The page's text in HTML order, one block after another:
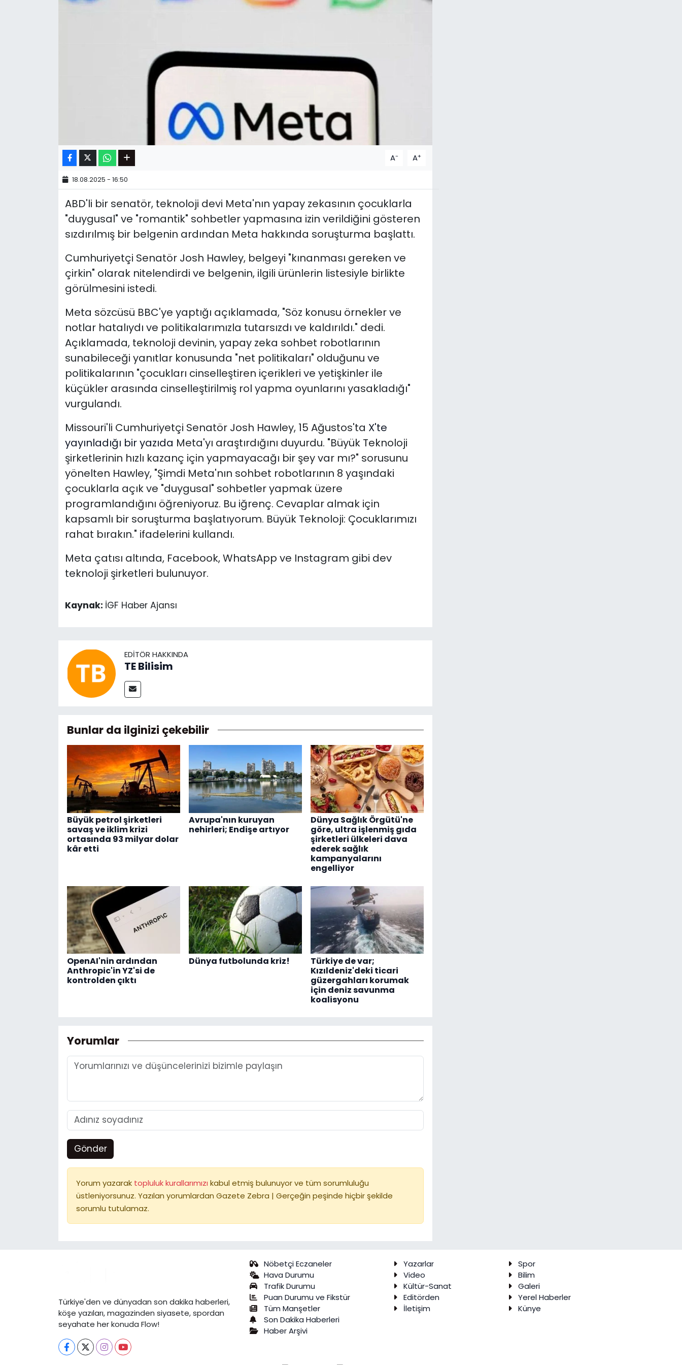
A- A+
18.08.2025 - 16:50
ABD'li bir senatör, teknoloji devi Meta'nın yapay zekasının çocuklarla
"duygusal" ve "romantik" sohbetler yapmasına izin verildiğini gösteren
sızdırılmış bir belgenin ardından Meta hakkında soruşturma başlattı.
Cumhuriyetçi Senatör Josh Hawley, belgeyi "kınanması gereken ve
çirkin" olarak nitelendirdi ve belgenin, ilgili ürünlerin listesiyle birlikte
görülmesini istedi.
Meta sözcüsü BBC'ye yaptığı açıklamada, "Söz konusu örnekler ve
notlar hatalıydı ve politikalarımızla tutarsızdı ve kaldırıldı." dedi.
Açıklamada, teknoloji devinin, yapay zeka sohbet robotlarının
sunabileceği yanıtlar konusunda "net politikaları" olduğunu ve
politikalarının "çocukları cinselleştiren içerikleri ve yetişkinler ile
küçükler arasında cinselleştirilmiş rol yapma oyunlarını yasakladığı"
vurgulandı.
Missouri'li Cumhuriyetçi Senatör Josh Hawley, 15 Ağustos'ta X'te
yayınladığı bir yazıda Meta'yı araştırdığını duyurdu. "Büyük Teknoloji
şirketlerinin hızlı kazanç için yapmayacağı bir şey var mı?" sorusunu
yönelten Hawley, "Şimdi Meta'nın sohbet robotlarının 8 yaşındaki
çocuklarla açık ve "duygusal" sohbetler yapmak üzere
programlandığını öğreniyoruz. Bu iğrenç. Cevaplar almak için
kapsamlı bir soruşturma başlatıyorum. Büyük Teknoloji: Çocuklarımızı
rahat bırakın." ifadelerini kullandı.
Meta çatısı altında, Facebook, WhatsApp ve Instagram gibi dev
teknoloji şirketleri bulunuyor.
Kaynak: İGF Haber Ajansı
EDITÖR HAKKINDA
TE Bilisim
Bunlar da ilginizi çekebilir
Büyük petrol şirketleri
savaş ve iklim krizi
ortasında 93 milyar dolar
kâr etti
Avrupa'nın kuruyan
nehirleri; Endişe artıyor
Dünya Sağlık Örgütü'ne
göre, ultra işlenmiş gıda
şirketleri ülkeleri dava
ederek sağlık
kampanyalarını
engelliyor
OpenAI'nin ardından
Anthropic'in YZ'si de
kontrolden çıktı
Dünya futbolunda kriz!
Türkiye de var;
Kızıldeniz'deki ticari
güzergahları korumak
için deniz savunma
koalisyonu
Yorumlar
Gönder
Yorum yazarak topluluk kurallarımızı kabul etmiş bulunuyor ve tüm sorumluluğu
üstleniyorsunuz. Yazılan yorumlardan Gazete Zebra | Gerçeğin peşinde hiçbir şekilde
sorumlu tutulamaz.
Türkiye'den ve dünyadan son dakika haberleri,
köşe yazıları, magazinden siyasete, spordan
seyahate her konuda Flow!
Nöbetçi Eczaneler
Hava Durumu
Trafik Durumu
Puan Durumu ve Fikstür
Tüm Manşetler
Son Dakika Haberleri
Haber Arşivi
Yazarlar
Spor
Video
Bilim
Kültür-Sanat
Galeri
Editörden
Yerel Haberler
İletişim
Künye